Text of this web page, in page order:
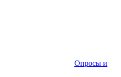
Опросы и